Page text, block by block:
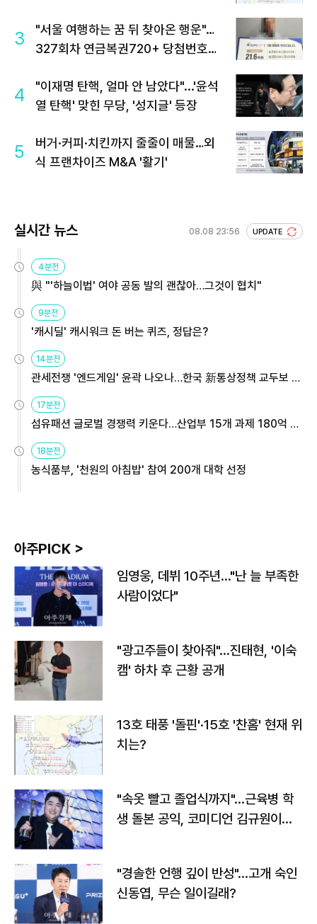
3
"서울 여행하는 꿈 뒤 찾아온 행운"…
327회차 연금복권720+ 당첨번호조
4
"이재명 탄핵, 얼마 안 남았다"...'윤석
열 탄핵' 맞힌 무당, '성지글' 등장
5
버거·커피·치킨까지 줄줄이 매물…외
식 프랜차이즈 M&A '활기'
실시간 뉴스 08.08 23:56 UPDATE
4분전
與 "'하늘이법' 여야 공동 발의 괜찮아…그것이 협치"
9분전
'캐시딜' 캐시워크 돈 버는 퀴즈, 정답은?
14분전
관세전쟁 '엔드게임' 윤곽 나오나…한국 新통상정책 교두보 활
17분전
섬유패션 글로벌 경쟁력 키운다…산업부 15개 과제 180억 지
18분전
농식품부, '천원의 아침밥' 참여 200개 대학 선정
아주PICK >
임영웅, 데뷔 10주년…"난 늘 부족한
사람이었다"
"광고주들이 찾아줘"…진태현, '이숙
캠' 하차 후 근황 공개
13호 태풍 '돌핀'·15호 '찬홈' 현재 위
치는?
"속옷 빨고 졸업식까지"…근육병 학
생 돌본 공익, 코미디언 김규원이었
"경솔한 언행 깊이 반성"…고개 숙인
신동엽, 무슨 일이길래?